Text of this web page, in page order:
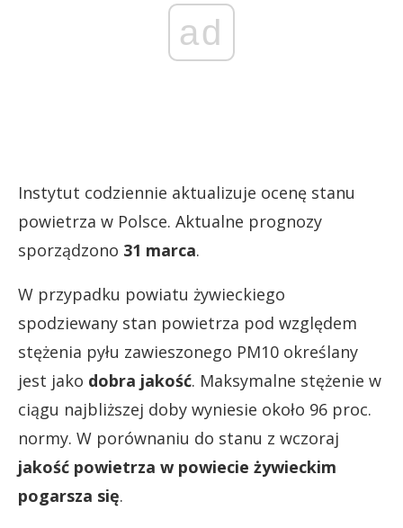
ad
Instytut codziennie aktualizuje ocenę stanu
powietrza w Polsce. Aktualne prognozy
sporządzono 31 marca.
W przypadku powiatu żywieckiego
spodziewany stan powietrza pod względem
stężenia pyłu zawieszonego PM10 określany
jest jako dobra jakość. Maksymalne stężenie w
ciągu najbliższej doby wyniesie około 96 proc.
normy. W porównaniu do stanu z wczoraj
jakość powietrza w powiecie żywieckim
pogarsza się.